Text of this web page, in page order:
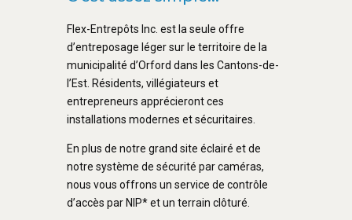
Flex-Entrepôts Inc. est la seule offre
d’entreposage léger sur le territoire de la
municipalité d’Orford dans les Cantons-de-
l’Est. Résidents, villégiateurs et
entrepreneurs apprécieront ces
installations modernes et sécuritaires.
En plus de notre grand site éclairé et de
notre système de sécurité par caméras,
nous vous offrons un service de contrôle
d’accès par NIP* et un terrain clôturé.